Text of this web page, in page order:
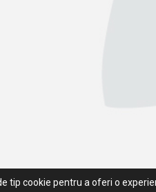
tip cookie pentru a oferi o